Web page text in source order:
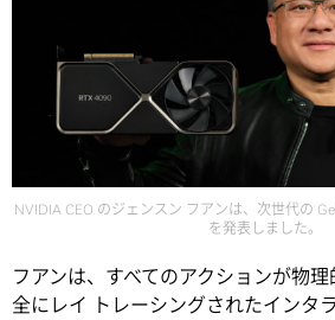
NVIDIA CEO のジェンスン フアンは、次世代の
を発表しました。
フアンは、すべてのアクションが物
全にレイ トレーシングされたインタ